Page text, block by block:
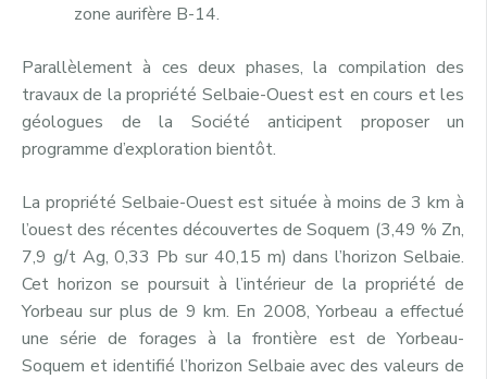
zone aurifère B-14.
Parallèlement à ces deux phases, la compilation des
travaux de la propriété Selbaie-Ouest est en cours et les
géologues de la Société anticipent proposer un
programme d’exploration bientôt.
La propriété Selbaie-Ouest est située à moins de 3 km à
l’ouest des récentes découvertes de Soquem (3,49 % Zn,
7,9 g/t Ag, 0,33 Pb sur 40,15 m) dans l’horizon Selbaie.
Cet horizon se poursuit à l’intérieur de la propriété de
Yorbeau sur plus de 9 km. En 2008, Yorbeau a effectué
une série de forages à la frontière est de Yorbeau-
Soquem et identifié l’horizon Selbaie avec des valeurs de